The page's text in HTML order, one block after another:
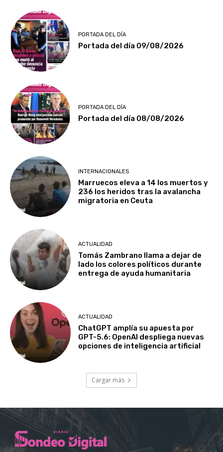
PORTADA DEL DÍA
Portada del día 09/08/2026
PORTADA DEL DÍA
Portada del día 08/08/2026
INTERNACIONALES
Marruecos eleva a 14 los muertos y
236 los heridos tras la avalancha
migratoria en Ceuta
ACTUALIDAD
Tomás Zambrano llama a dejar de
lado los colores políticos durante
entrega de ayuda humanitaria
ACTUALIDAD
ChatGPT amplía su apuesta por
GPT-5.6: OpenAI despliega nuevas
opciones de inteligencia artificial
Cargar más